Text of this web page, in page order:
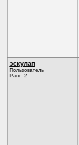
эскулап
Пользователь
Ранг: 2